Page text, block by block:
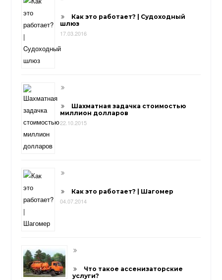
Как это работает? | Cудоходный
шлюз
17.03.2016
Шахматная задачка стоимостью
миллион долларов
22.10.2015
Как это работает? | Шагомер
04.07.2014
Что такое ассенизаторские
услуги?